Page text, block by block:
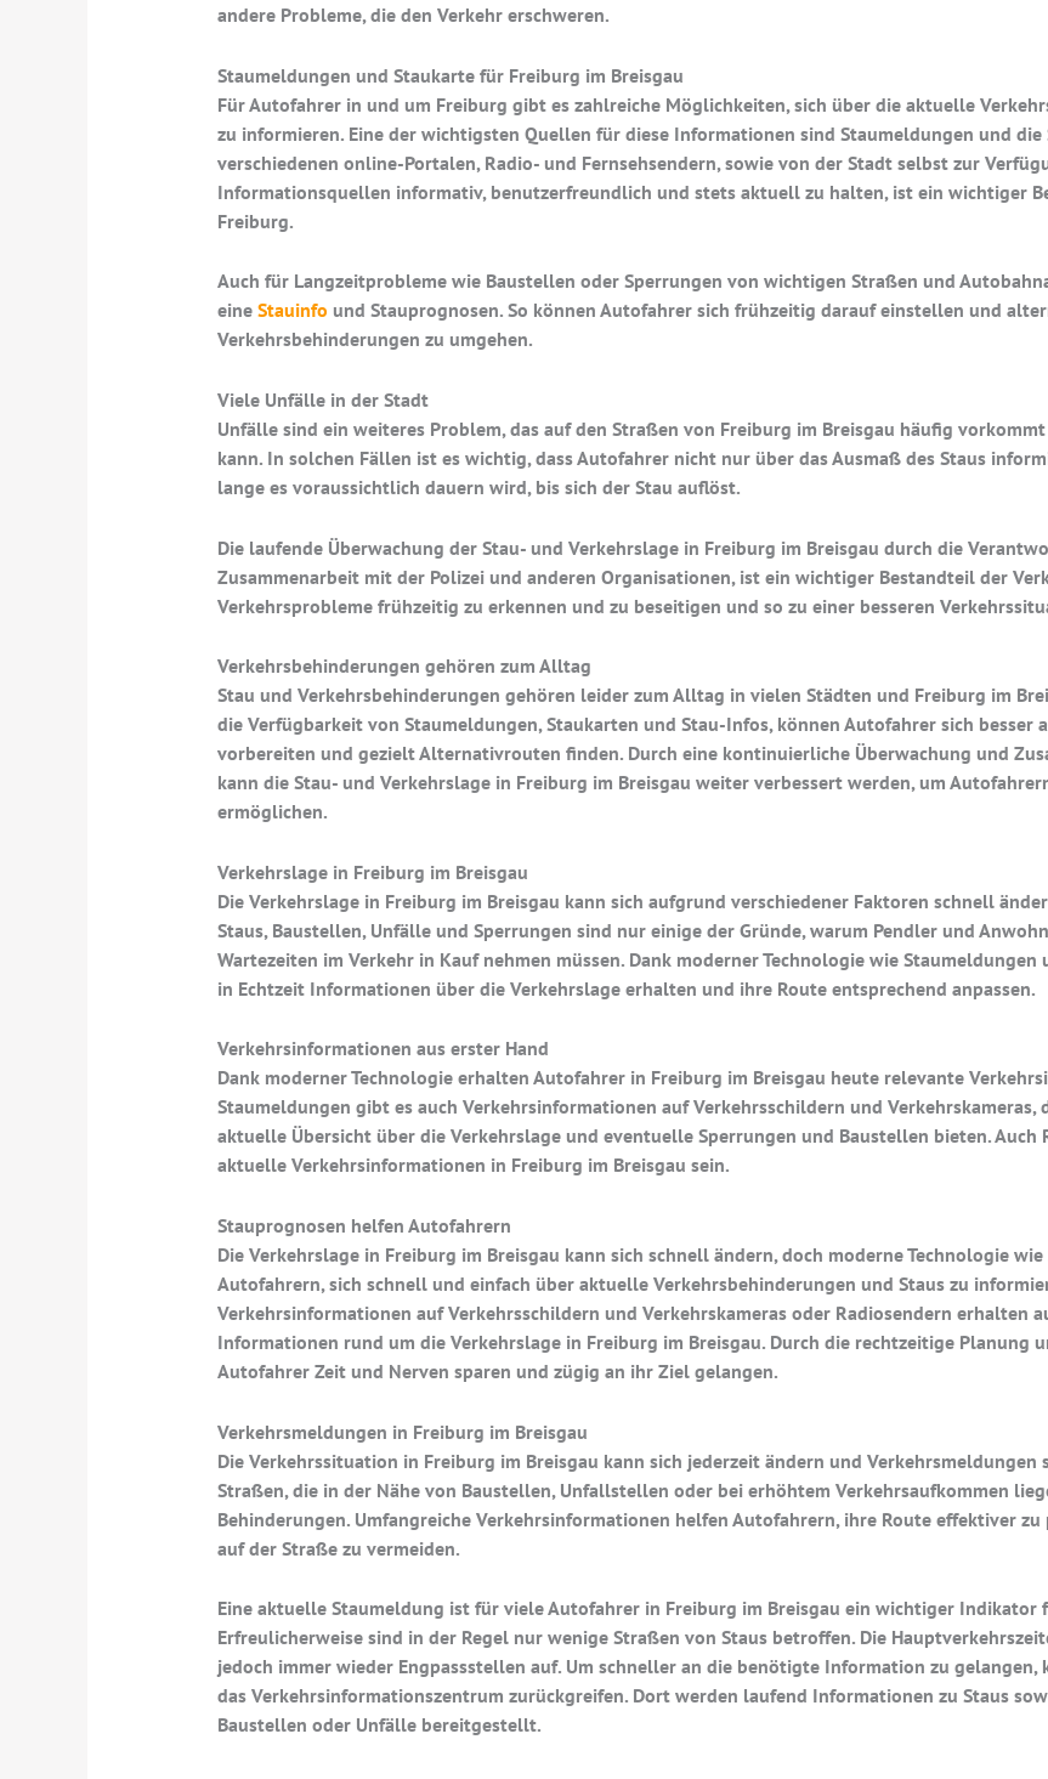
andere Probleme, die den Verkehr erschweren.
Staumeldungen und Staukarte für Freiburg im Breisgau
Für Autofahrer in und um Freiburg gibt es zahlreiche Möglichkeiten, sich über die aktuelle
zu informieren. Eine der wichtigsten Quellen für diese Informationen sind Staumeldungen und
verschiedenen online-Portalen, Radio- und Fernsehsendern, sowie von der Stadt selbst zur
Informationsquellen informativ, benutzerfreundlich und stets aktuell zu halten, ist ein wichtiger
Freiburg.
Auch für Langzeitprobleme wie Baustellen oder Sperrungen von wichtigen Straßen und
eine Stauinfo und Stauprognosen. So können Autofahrer sich frühzeitig darauf einstellen und
Verkehrsbehinderungen zu umgehen.
Viele Unfälle in der Stadt
Unfälle sind ein weiteres Problem, das auf den Straßen von Freiburg im Breisgau häufig
kann. In solchen Fällen ist es wichtig, dass Autofahrer nicht nur über das Ausmaß des Staus
lange es voraussichtlich dauern wird, bis sich der Stau auflöst.
Die laufende Überwachung der Stau- und Verkehrslage in Freiburg im Breisgau durch die
Zusammenarbeit mit der Polizei und anderen Organisationen, ist ein wichtiger Bestandteil der
Verkehrsprobleme frühzeitig zu erkennen und zu beseitigen und so zu einer besseren
Verkehrsbehinderungen gehören zum Alltag
Stau und Verkehrsbehinderungen gehören leider zum Alltag in vielen Städten und Freiburg im
die Verfügbarkeit von Staumeldungen, Staukarten und Stau-Infos, können Autofahrer sich besser
vorbereiten und gezielt Alternativrouten finden. Durch eine kontinuierliche Überwachung und
kann die Stau- und Verkehrslage in Freiburg im Breisgau weiter verbessert werden, um
ermöglichen.
Verkehrslage in Freiburg im Breisgau
Die Verkehrslage in Freiburg im Breisgau kann sich aufgrund verschiedener Faktoren schnell
Staus, Baustellen, Unfälle und Sperrungen sind nur einige der Gründe, warum Pendler und
Wartezeiten im Verkehr in Kauf nehmen müssen. Dank moderner Technologie wie
in Echtzeit Informationen über die Verkehrslage erhalten und ihre Route entsprechend anpassen.
Verkehrsinformationen aus erster Hand
Dank moderner Technologie erhalten Autofahrer in Freiburg im Breisgau heute relevante
Staumeldungen gibt es auch Verkehrsinformationen auf Verkehrsschildern und
aktuelle Übersicht über die Verkehrslage und eventuelle Sperrungen und Baustellen bieten.
aktuelle Verkehrsinformationen in Freiburg im Breisgau sein.
Stauprognosen helfen Autofahrern
Die Verkehrslage in Freiburg im Breisgau kann sich schnell ändern, doch moderne Technologie
Autofahrern, sich schnell und einfach über aktuelle Verkehrsbehinderungen und Staus zu
Verkehrsinformationen auf Verkehrsschildern und Verkehrskameras oder Radiosendern erhalten
Informationen rund um die Verkehrslage in Freiburg im Breisgau. Durch die rechtzeitige Planung
Autofahrer Zeit und Nerven sparen und zügig an ihr Ziel gelangen.
Verkehrsmeldungen in Freiburg im Breisgau
Die Verkehrssituation in Freiburg im Breisgau kann sich jederzeit ändern und
Straßen, die in der Nähe von Baustellen, Unfallstellen oder bei erhöhtem Verkehrsaufkommen
Behinderungen. Umfangreiche Verkehrsinformationen helfen Autofahrern, ihre Route effektiver
auf der Straße zu vermeiden.
Eine aktuelle Staumeldung ist für viele Autofahrer in Freiburg im Breisgau ein wichtiger Indikator
Erfreulicherweise sind in der Regel nur wenige Straßen von Staus betroffen. Die
jedoch immer wieder Engpassstellen auf. Um schneller an die benötigte Information zu
das Verkehrsinformationszentrum zurückgreifen. Dort werden laufend Informationen zu Staus
Baustellen oder Unfälle bereitgestellt.